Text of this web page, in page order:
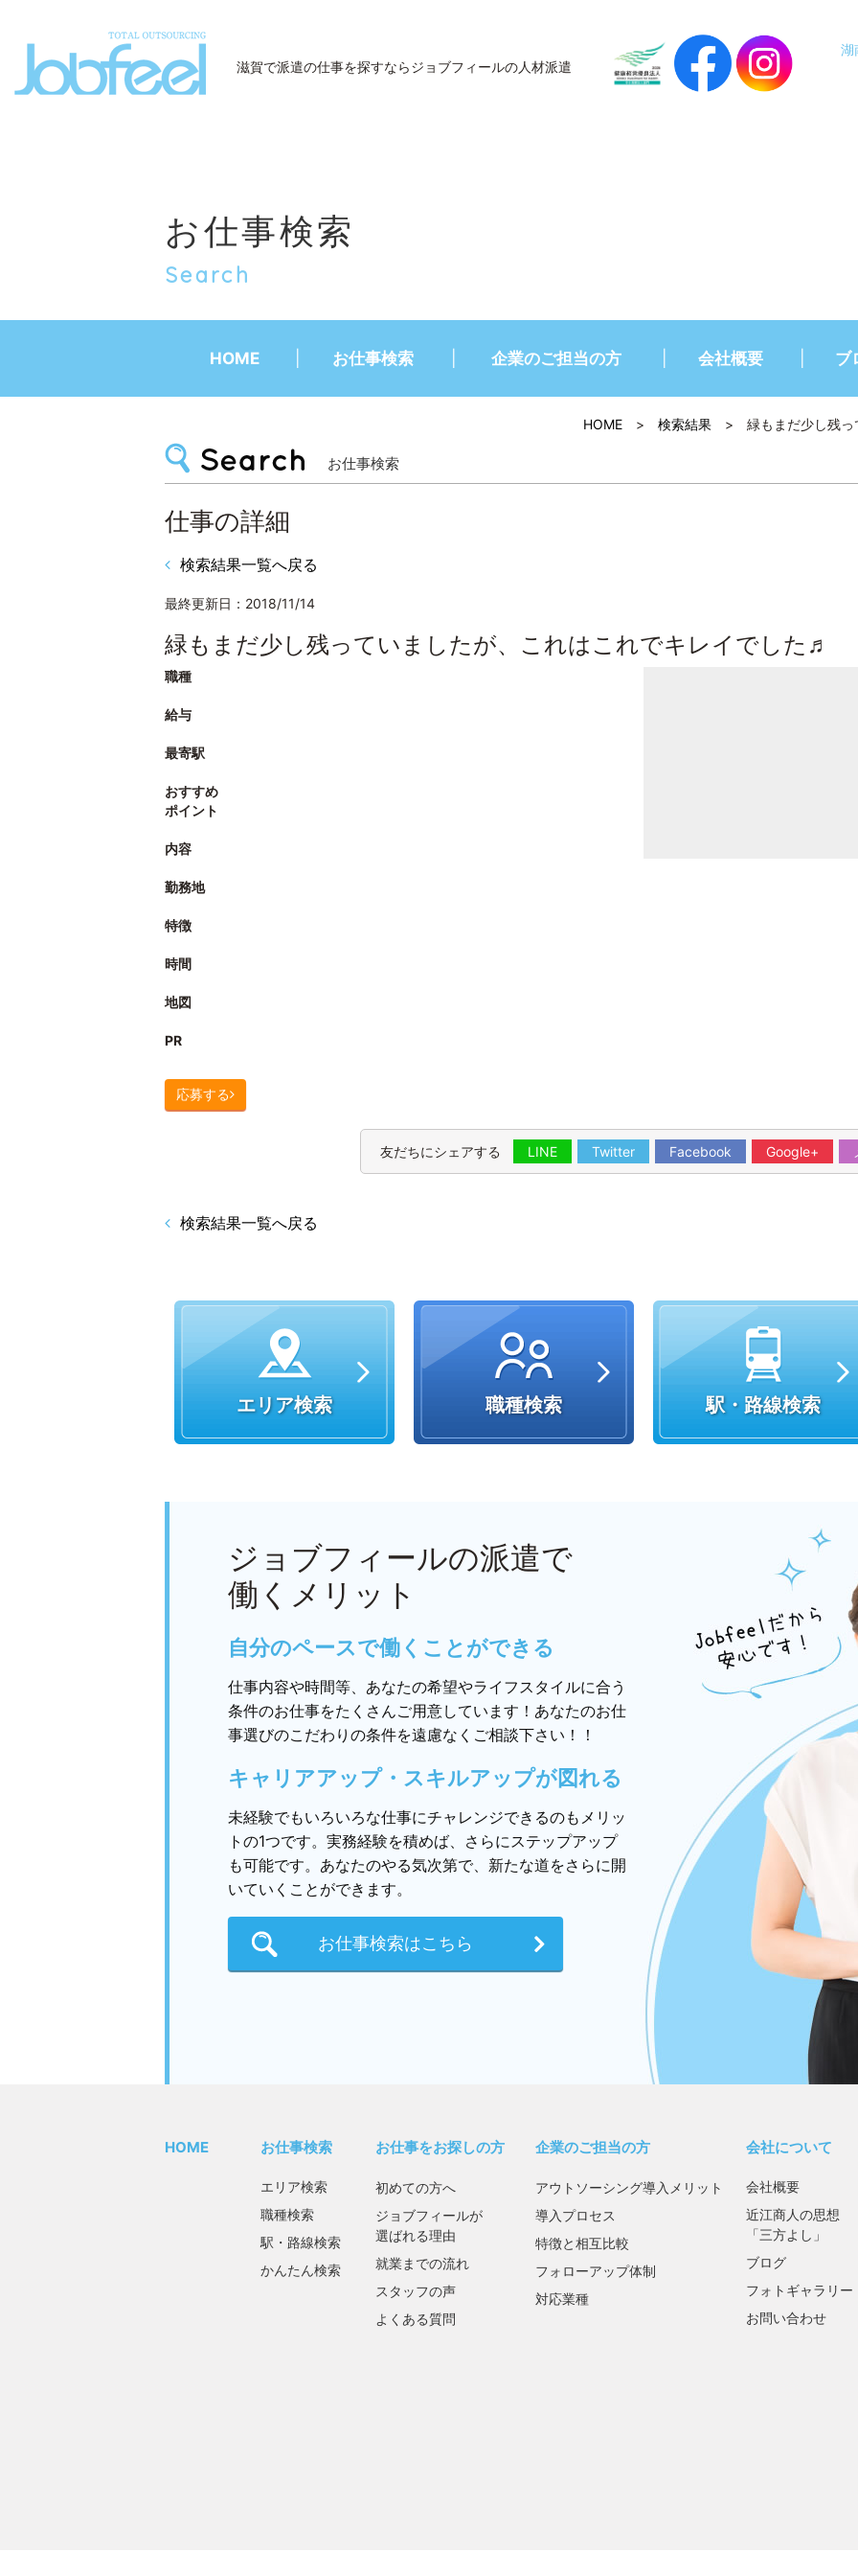
滋賀で派遣の仕事を探すならジョブフィールの人材派遣
湖
お仕事検索
Search
HOME お仕事検索 企業のご担当の方 会社概要 ブ
HOME > 検索結果 > 緑もまだ少し残
お仕事検索
仕事の詳細
検索結果一覧へ戻る
最終更新日：2018/11/14
緑もまだ少し残っていましたが、これはこれでキレイでした♬
職種
給与
最寄駅
おすすめ
ポイント
内容
勤務地
特徴
時間
地図
PR
応募する
友だちにシェアする LINE Twitter Facebook Google+
検索結果一覧へ戻る
エリア検索 職種検索 駅・路線検索
ジョブフィールの派遣で
働くメリット
自分のペースで働くことができる
仕事内容や時間等、あなたの希望やライフスタイルに合う
条件のお仕事をたくさんご用意しています！あなたのお仕
事選びのこだわりの条件を遠慮なくご相談下さい！！
キャリアアップ・スキルアップが図れる
未経験でもいろいろな仕事にチャレンジできるのもメリッ
トの1つです。実務経験を積めば、さらにステップアップ
も可能です。あなたのやる気次第で、新たな道をさらに開
いていくことができます。
お仕事検索はこちら
HOME お仕事検索
エリア検索
職種検索
駅・路線検索
かんたん検索
お仕事をお探しの方
初めての方へ
ジョブフィールが
選ばれる理由
就業までの流れ
スタッフの声
よくある質問
企業のご担当の方
アウトソーシング導入メリット
導入プロセス
特徴と相互比較
フォローアップ体制
対応業種
会社について
会社概要
近江商人の思想
「三方よし」
ブログ
フォトギャラリー
お問い合わせ